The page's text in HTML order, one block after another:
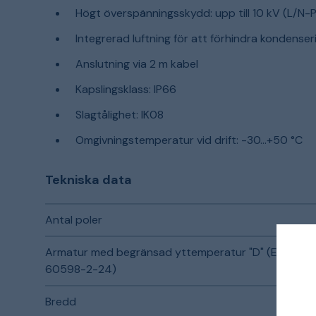
Högt överspänningsskydd: upp till 10 kV (L/N-
Integrerad luftning för att förhindra
Anslutning via 2 m kabel
Kapslingsklass: IP66
Slagtålighet: IK08
Omgivningstemperatur vid drift: -30…+50 °C
Tekniska data
Antal poler
Armatur med begränsad yttemperatur "D" (EN
60598-2-24)
Bredd